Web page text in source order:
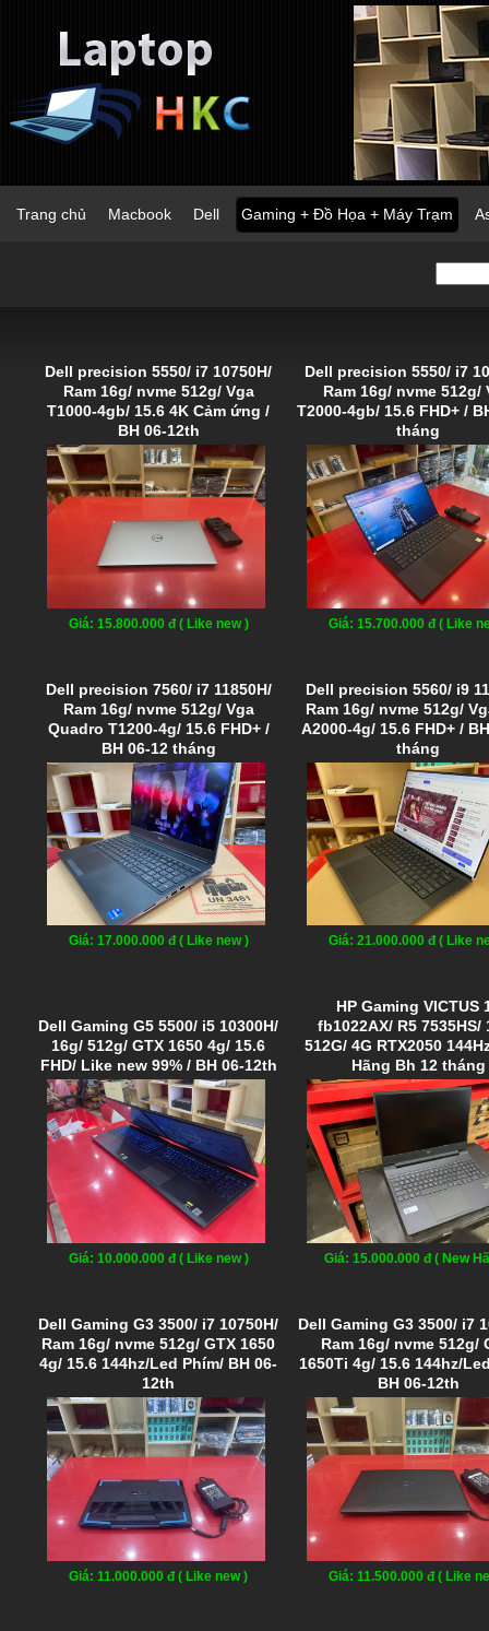
Trang chủ Macbook Dell Gaming + Đồ Họa + Máy Trạm
Dell precision 5550/ i7 10750H/
Ram 16g/ nvme 512g/ Vga
T1000-4gb/ 15.6 4K Cảm ứng /
BH 06-12th
Giá: 15.800.000 đ ( Like new )
Dell precision 5550/ i7
Ram 16g/ nvme 512g/
T2000-4gb/ 15.6 FHD+ /
tháng
Giá: 15.700.000 đ ( Like
Dell precision 7560/ i7 11850H/
Ram 16g/ nvme 512g/ Vga
Quadro T1200-4g/ 15.6 FHD+ /
BH 06-12 tháng
Giá: 17.000.000 đ ( Like new )
Dell precision 5560/ i9
Ram 16g/ nvme 512g/
A2000-4g/ 15.6 FHD+ /
tháng
Giá: 21.000.000 đ ( Like
Dell Gaming G5 5500/ i5 10300H/
16g/ 512g/ GTX 1650 4g/ 15.6
FHD/ Like new 99% / BH 06-12th
Giá: 10.000.000 đ ( Like new )
HP Gaming VICTUS
fb1022AX/ R5 7535HS/
512G/ 4G RTX2050
Hãng Bh 12 tháng
Giá: 15.000.000 đ ( New
Dell Gaming G3 3500/ i7 10750H/
Ram 16g/ nvme 512g/ GTX 1650
4g/ 15.6 144hz/Led Phím/ BH 06-
12th
Giá: 11.000.000 đ ( Like new )
Dell Gaming G3 3500/ i7
Ram 16g/ nvme 512g/
1650Ti 4g/ 15.6 144hz/
BH 06-12th
Giá: 11.500.000 đ ( Like